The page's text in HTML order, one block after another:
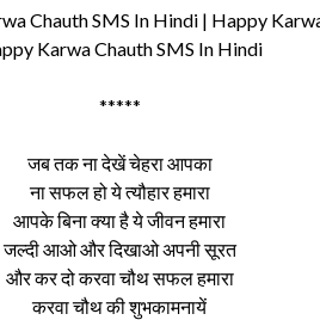
Chauth SMS In Hindi | Happy
Karwa Chauth SMS In Hindi
*****
जब तक ना देखें चेहरा आपका
ना सफल हो ये त्यौहार हमारा
आपके बिना क्या है ये जीवन हमारा
जल्दी आओ और दिखाओ अपनी सूरत
और कर दो करवा चौथ सफल हमारा
करवा चौथ की शुभकामनायें